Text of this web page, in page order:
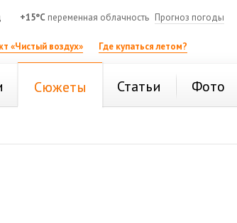
+15°C переменная облачность Прогноз погоды
«Чистый воздух» Где купаться летом?
Сюжеты Статьи Фото